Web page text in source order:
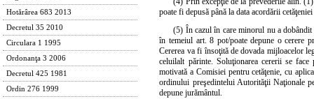
Hotărârea 683 2013
Decretul 35 2010
Circulara 1 1995
Ordonanţa 3 2006
Decretul 425 1981
Ordin 276 1999
poate fi depusă până la data acordării
(5) În cazul în care minorul nu a dobândit
în temeiul art. 8 pot/poate depune o cerere
Cererea va fi însoţită de dovada mijloacelor
celuilalt părinte. Soluţionarea cererii se
motivată a Comisiei pentru cetăţenie, cu
ordinului preşedintelui Autorităţii Naţionale
depune jurământul.